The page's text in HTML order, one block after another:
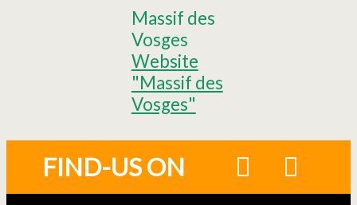
Massif des
Vosges
Website
"Massif des
Vosges"
FIND-US ON